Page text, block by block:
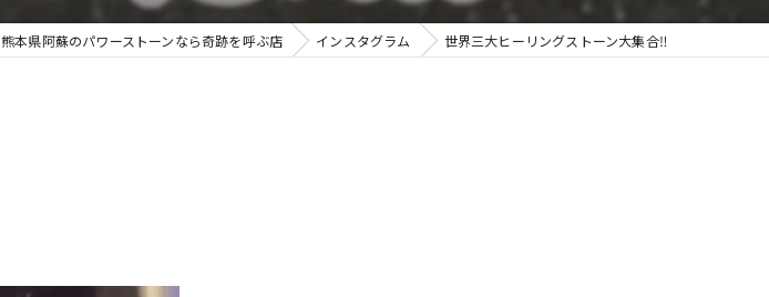
熊本県阿蘇のパワーストーンなら奇跡を呼ぶ店 インスタグラム 世界三大ヒーリングストーン大集合‼️